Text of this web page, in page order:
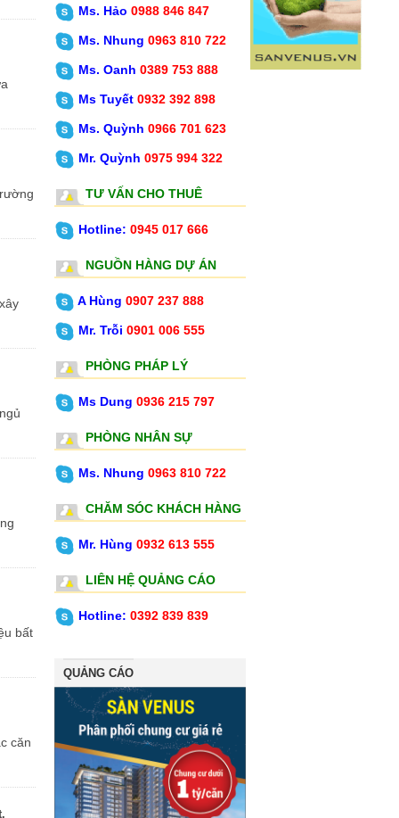
Ms. Hảo 0988 846 847
Ms. Nhung 0963 810 722
Ms. Oanh 0389 753 888
Ms Tuyết 0932 392 898
Ms. Quỳnh 0966 701 623
Mr. Quỳnh 0975 994 322
TƯ VẤN CHO THUÊ
Hotline: 0945 017 666
NGUỒN HÀNG DỰ ÁN
A Hùng 0907 237 888
Mr. Trỗi 0901 006 555
PHÒNG PHÁP LÝ
Ms Dung 0936 215 797
PHÒNG NHÂN SỰ
Ms. Nhung 0963 810 722
CHĂM SÓC KHÁCH HÀNG
Mr. Hùng 0932 613 555
LIÊN HỆ QUẢNG CÁO
Hotline: 0392 839 839
QUẢNG CÁO